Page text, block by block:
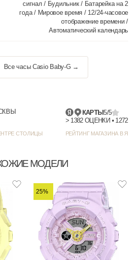
сигнал / Будильник / Батарейка на 2
года / Мировое время / 12/24-часовое
отображение времени /
Автоматический календарь
Все часы Casio Baby-G →
СТОЛИЦЫ
КАРТЫ5/5
РЕЙТИНГ МАГАЗИНА В
МОДЕЛИ
25%